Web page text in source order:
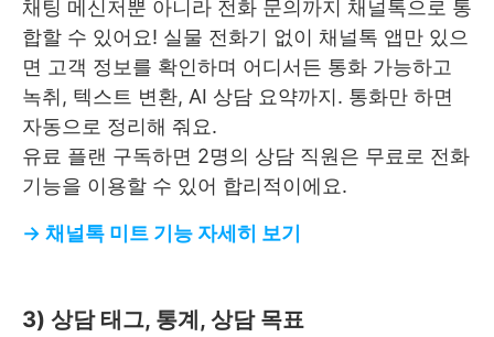
채팅 메신저뿐 아니라 전화 문의까지 채널톡으로 통
합할 수 있어요! 실물 전화기 없이 채널톡 앱만 있으
면 고객 정보를 확인하며 어디서든 통화 가능하고
녹취, 텍스트 변환, AI 상담 요약까지. 통화만 하면
자동으로 정리해 줘요.
유료 플랜 구독하면 2명의 상담 직원은 무료로 전화
기능을 이용할 수 있어 합리적이에요.
→ 채널톡 미트 기능 자세히 보기
3) 상담 태그, 통계, 상담 목표